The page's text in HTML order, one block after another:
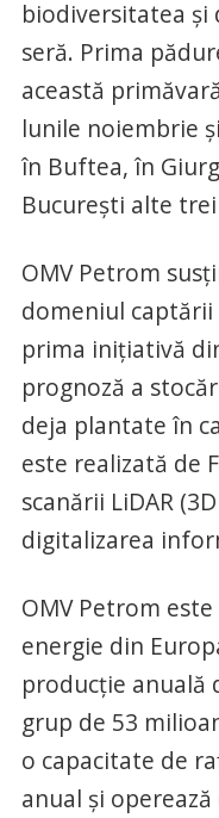
biodiversitatea și
seră. Prima
această
lunile noiembrie
în Buftea, în
București alte
OMV Petrom
domeniul captării
prima inițiativă
prognoză a
deja plantate în
este realizată de
scanării LiDAR
digitalizarea
OMV Petrom
energie din
producție anuală
grup de 53
o capacitate de
anual și